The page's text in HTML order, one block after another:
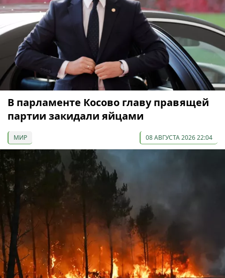
В парламенте Косово главу правящей
партии закидали яйцами
МИР 08 АВГУСТА 2026 22:04